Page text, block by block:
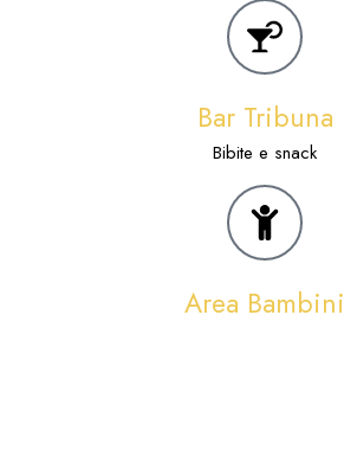
Bar Tribuna
Bibite e snack
Area Bambini